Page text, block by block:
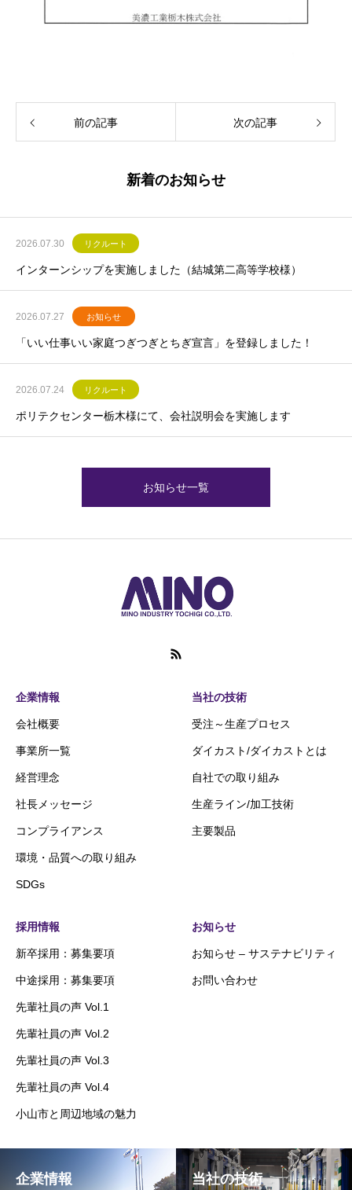
前の記事 次の記事
新着のお知らせ
2026.07.30 リクルート
インターンシップを実施しました（結城第二高等学校様）
2026.07.27 お知らせ
「いい仕事いい家庭つぎつぎとちぎ宣言」を登録しました！
2026.07.24 リクルート
ポリテクセンター栃木様にて、会社説明会を実施します
お知らせ一覧
企業情報
会社概要
事業所一覧
経営理念
社長メッセージ
コンプライアンス
環境・品質への取り組み
SDGs
当社の技術
受注～生産プロセス
ダイカスト/ダイカストとは
自社での取り組み
生産ライン/加工技術
主要製品
採用情報
新卒採用：募集要項
中途採用：募集要項
先輩社員の声 Vol.1
先輩社員の声 Vol.2
先輩社員の声 Vol.3
先輩社員の声 Vol.4
小山市と周辺地域の魅力
お知らせ
お知らせ – サステナビリティ
お問い合わせ
企業情報 当社の技術